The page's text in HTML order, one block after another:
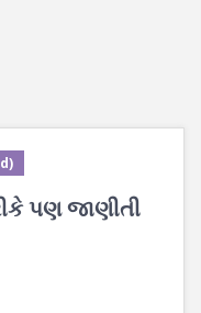
પણ જાણીતી